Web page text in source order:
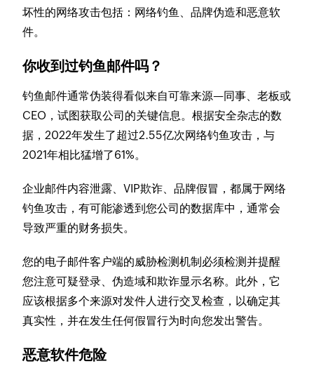
坏性的网络攻击包括：网络钓鱼、品牌伪造和恶意软
件。
你收到过钓鱼邮件吗？
钓鱼邮件通常伪装得看似来自可靠来源—同事、老板或
CEO，试图获取公司的关键信息。根据安全杂志的数
据，2022年发生了超过2.55亿次网络钓鱼攻击，与
2021年相比猛增了61%。
企业邮件内容泄露、VIP欺诈、品牌假冒，都属于网络
钓鱼攻击，有可能渗透到您公司的数据库中，通常会
导致严重的财务损失。
您的电子邮件客户端的威胁检测机制必须检测并提醒
您注意可疑登录、伪造域和欺诈显示名称。此外，它
应该根据多个来源对发件人进行交叉检查，以确定其
真实性，并在发生任何假冒行为时向您发出警告。
恶意软件危险